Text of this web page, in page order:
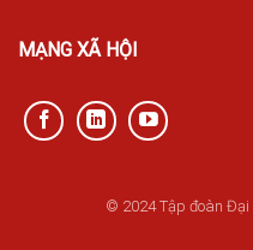
MẠNG XÃ HỘI
© 2024 Tập đoàn Đại